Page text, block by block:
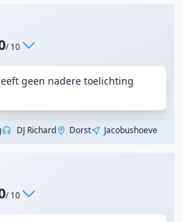
/ 10
geen nadere toelichting
DJ Richard Dorst Jacobushoeve
/ 10